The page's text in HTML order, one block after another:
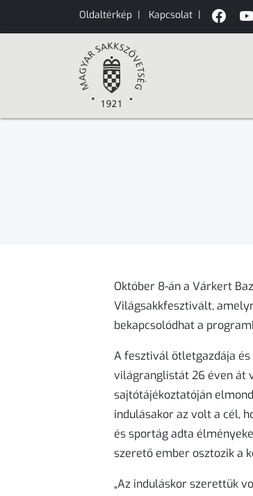
Oldaltérkép | Kapcsolat |
Október 8-án a Várkert
Világsakkfesztivált,
bekapcsolódhat a
A fesztivál ötletgazdája és
világranglistát 26 éven át
sajtótájékoztatóján
indulásakor az volt a cél,
és sportág adta
szerető ember osztozik a
„Az induláskor szerettük